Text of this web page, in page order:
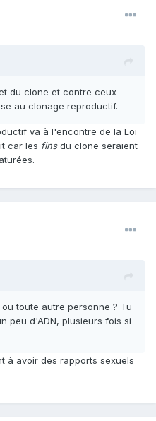
du clone et contre ceux
au clonage reproductif.
va à l'encontre de la Loi
car les finsdu clone seraient
toute autre personne ? Tu
peu d'ADN, plusieurs fois si
à avoir des rapports sexuels